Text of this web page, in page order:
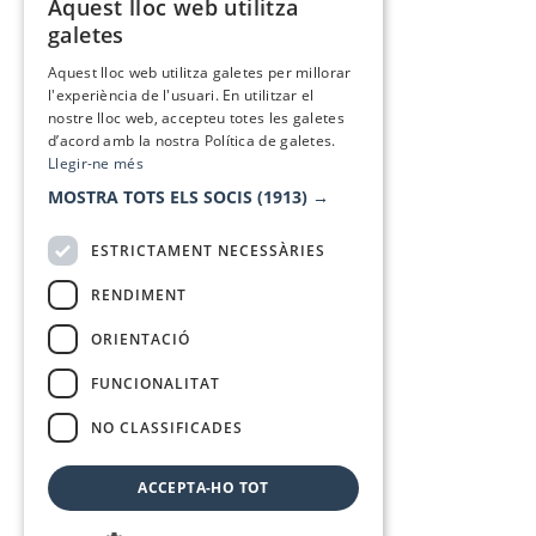
Aquest lloc web utilitza
galetes
Aquest lloc web utilitza galetes per millorar
l'experiència de l'usuari. En utilitzar el
nostre lloc web, accepteu totes les galetes
d’acord amb la nostra Política de galetes.
Llegir-ne més
MOSTRA TOTS ELS SOCIS (1913) →
ESTRICTAMENT NECESSÀRIES
RENDIMENT
ORIENTACIÓ
FUNCIONALITAT
NO CLASSIFICADES
ACCEPTA-HO TOT